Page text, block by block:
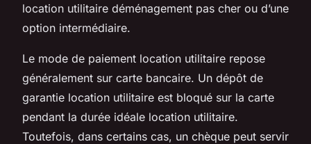
location utilitaire déménagement pas cher ou d’une
option intermédiaire.
Le mode de paiement location utilitaire repose
généralement sur carte bancaire. Un dépôt de
garantie location utilitaire est bloqué sur la carte
pendant la durée idéale location utilitaire.
Toutefois, dans certains cas, un chèque peut servir